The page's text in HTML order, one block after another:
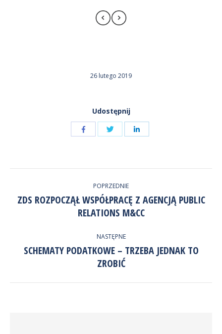
26 lutego 2019
Udostępnij
Udostępnij
przez
Twitter
Udostępnij
WPISÓW
POPRZEDNIE
Poprzedni
wpis:
ZDS ROZPOCZĄŁ WSPÓŁPRACĘ Z AGENCJĄ PUBLIC
RELATIONS M&CC
NASTĘPNE
Następny
wpis:
SCHEMATY PODATKOWE – TRZEBA JEDNAK TO
ZROBIĆ